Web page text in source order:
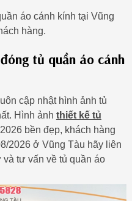
áo cánh kính tại Vũng
hàng.
tủ quần áo cánh
cập nhật hình ảnh tủ
Hình ảnh thiết kế tủ
2026 bền đẹp, khách hàng
2026 ở Vũng Tàu hãy liên
tư vấn về tủ quần áo